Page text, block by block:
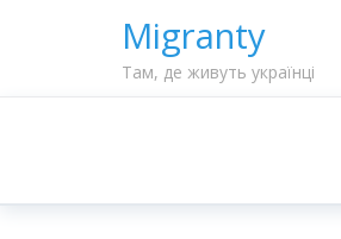
Migranty
Там, де живуть українці